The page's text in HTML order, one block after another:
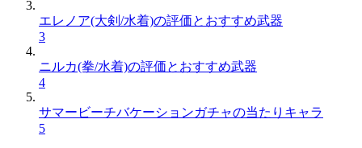
エレノア(大剣/水着)の評価とおすすめ武器
3
ニルカ(拳/水着)の評価とおすすめ武器
4
サマービーチバケーションガチャの当たりキャラ
5